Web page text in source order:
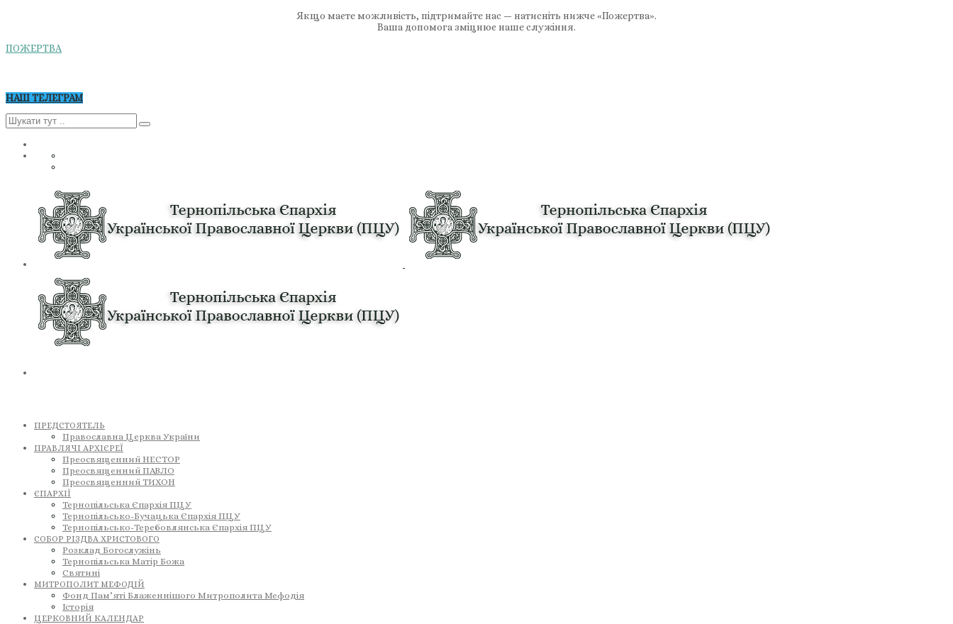
Якщо маєте можливість, підтримайте нас — натисніть нижче «Пожертва».
Ваша допомога зміцнює наше служіння.
ПОЖЕРТВА
НАШ ТЕЛЕГРАМ
ПРЕДСТОЯТЕЛЬ
Православна Церква України
ПРАВЛЯЧІ АРХІЄРЕЇ
Преосвященний НЕСТОР
Преосвященний ПАВЛО
Преосвященний ТИХОН
ЄПАРХІЇ
Тернопільська Єпархія ПЦУ
Тернопільсько-Бучацька Єпархія ПЦУ
Тернопільсько-Теребовлянська Єпархія ПЦУ
СОБОР РІЗДВА ХРИСТОВОГО
Розклад Богослужінь
Тернопільська Матір Божа
Святині
МИТРОПОЛИТ МЕФОДІЙ
Фонд Пам’яті Блаженнішого Митрополита Мефодія
Історія
ЦЕРКОВНИЙ КАЛЕНДАР